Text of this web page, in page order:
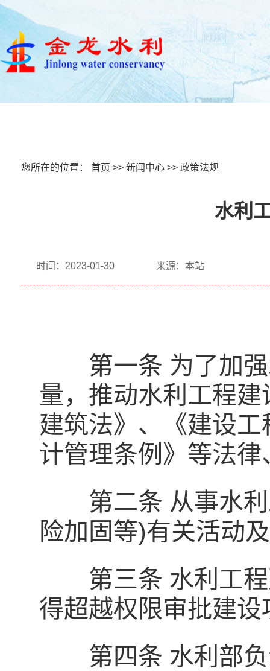
您所在的位置： 首页 >> 新闻中心 >> 政策法规
水利
时间：2023-01-30 来源：本站
第一条 为了加强
量，推动水利工程
建筑法》、《建设
计管理条例》等法
第二条 从事水利
险加固等)有关活动
第三条 水利工程
得超越权限审批建
第四条 水利部负